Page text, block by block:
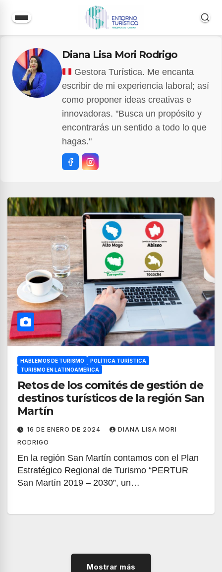
contenido
Diana Lisa Mori Rodrigo
Gestora Turística. Me encanta
escribir de mi experiencia laboral; así
como proponer ideas creativas e
innovadoras. "Busca un propósito y
encontrarás un sentido a todo lo que
hagas."
HABLEMOS DE TURISMO
POLÍTICA TURÍSTICA
TURISMO EN LATINOAMÉRICA
Retos de los comités de gestión de
destinos turísticos de la región San
Martín
16 DE ENERO DE 2024
DIANA LISA MORI
RODRIGO
En la región San Martín contamos con el Plan
Estratégico Regional de Turismo “PERTUR
San Martín 2019 – 2030”, un…
Mostrar más